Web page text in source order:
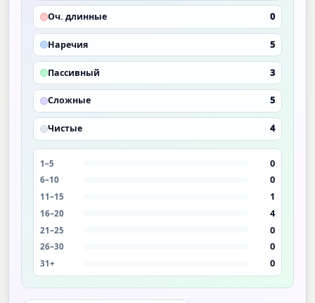
Оч. длинные 0
Наречия 5
Пассивный 3
Сложные 5
Чистые 4
1–5 0
6–10 0
11–15 1
16–20 4
21–25 0
26–30 0
31+ 0